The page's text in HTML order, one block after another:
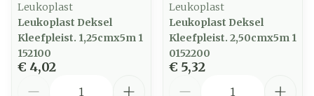
Leukoplast
Leukoplast Deksel
Kleefpleist. 1,25cmx5m 1
152100
€ 4,02
Leukoplast
Leukoplast Deksel
Kleefpleist. 2,50cmx5m 1
0152200
€ 5,32